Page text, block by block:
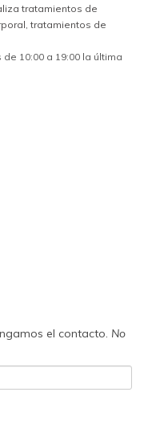
tratamientos de
tratamientos de
10:00 a 19:00 la última
el contacto. No